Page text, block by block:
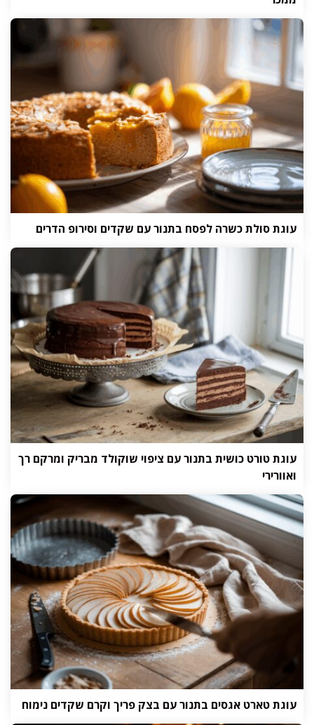
עוגת סולת כשרה לפסח בתנור עם שקדים וסירופ הדרים
עוגת טורט כושית בתנור עם ציפוי שוקולד מבריק ומרקם רך
ואוורירי
עוגת טארט אגסים בתנור עם בצק פריך וקרם שקדים נימוח